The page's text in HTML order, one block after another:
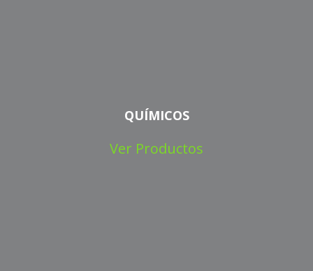
QUÍMICOS
Ver Productos